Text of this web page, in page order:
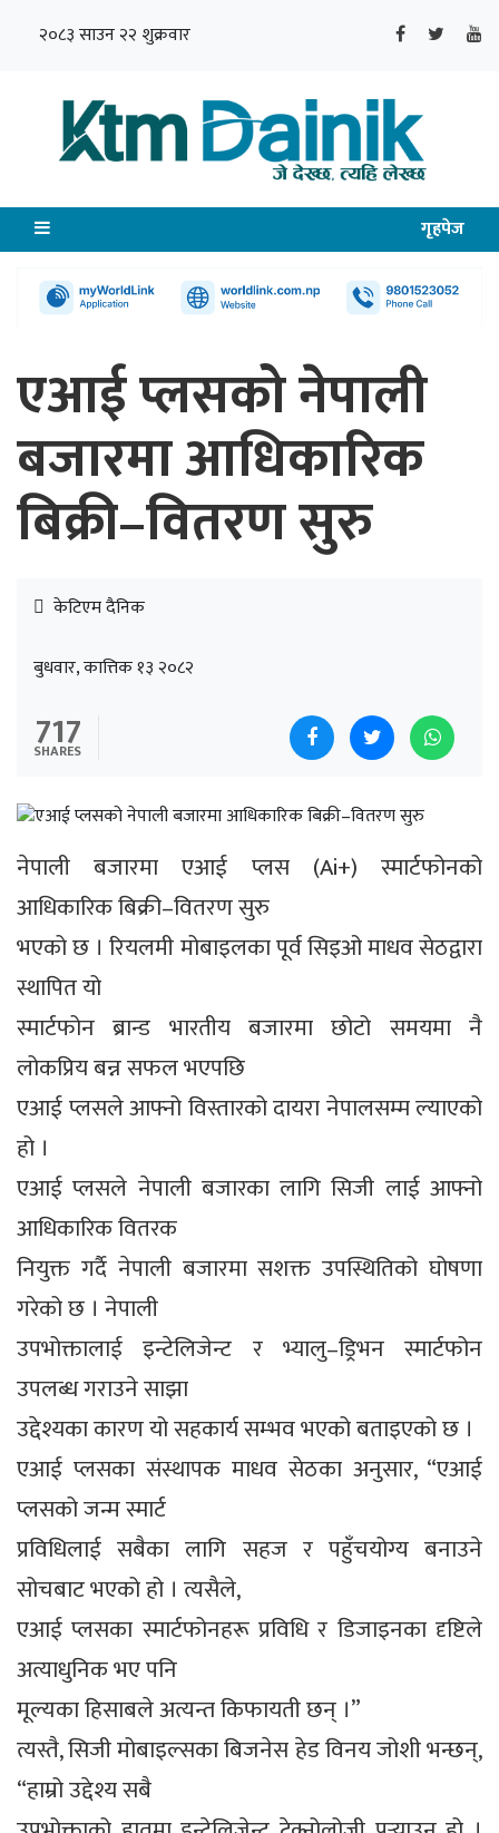
२०८३ साउन २२ शुक्रवार
गृहपेज
एआई प्लसको नेपाली
बजारमा आधिकारिक
बिक्री–वितरण सुरु
केटिएम दैनिक
बुधवार, कात्तिक १३ २०८२
717
SHARES
नेपाली बजारमा एआई प्लस (Ai+) स्मार्टफोनको
आधिकारिक बिक्री–वितरण सुरु
भएको छ । रियलमी मोबाइलका पूर्व सिइओ माधव सेठद्वारा
स्थापित यो
स्मार्टफोन ब्रान्ड भारतीय बजारमा छोटो समयमा नै
लोकप्रिय बन्न सफल भएपछि
एआई प्लसले आफ्नो विस्तारको दायरा नेपालसम्म ल्याएको
हो ।
एआई प्लसले नेपाली बजारका लागि सिजी लाई आफ्नो
आधिकारिक वितरक
नियुक्त गर्दै नेपाली बजारमा सशक्त उपस्थितिको घोषणा
गरेको छ । नेपाली
उपभोक्तालाई इन्टेलिजेन्ट र भ्यालु–ड्रिभन स्मार्टफोन
उपलब्ध गराउने साझा
उद्देश्यका कारण यो सहकार्य सम्भव भएको बताइएको छ ।
एआई प्लसका संस्थापक माधव सेठका अनुसार, “एआई
प्लसको जन्म स्मार्ट
प्रविधिलाई सबैका लागि सहज र पहुँचयोग्य बनाउने
सोचबाट भएको हो । त्यसैले,
एआई प्लसका स्मार्टफोनहरू प्रविधि र डिजाइनका दृष्टिले
अत्याधुनिक भए पनि
मूल्यका हिसाबले अत्यन्त किफायती छन् ।”
त्यस्तै, सिजी मोबाइल्सका बिजनेस हेड विनय जोशी भन्छन्,
“हाम्रो उद्देश्य सबै